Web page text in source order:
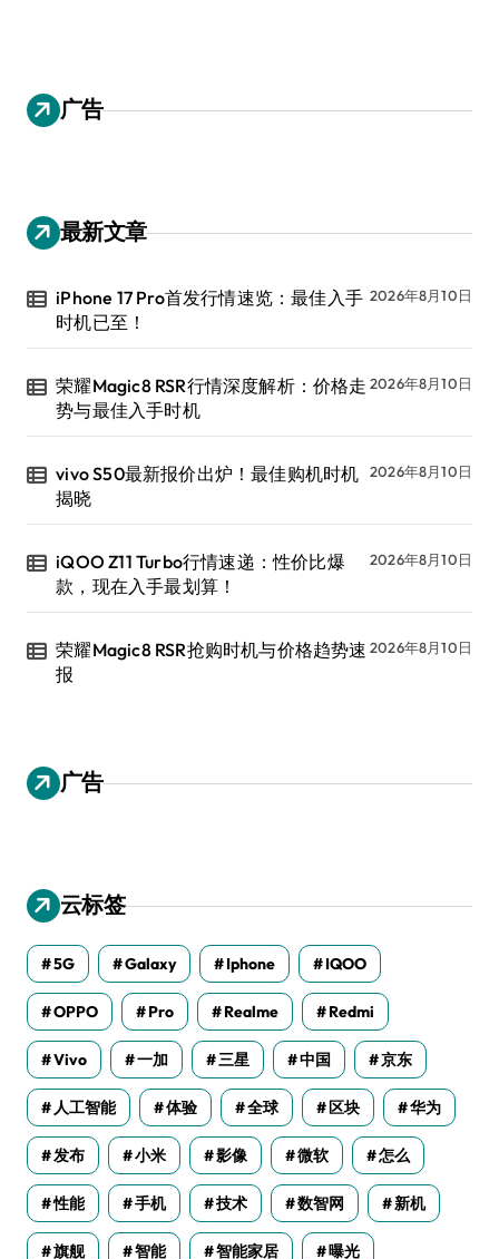
广告
最新文章
iPhone 17 Pro首发行情速览：最佳入手
时机已至！
2026年8月10日
荣耀Magic8 RSR行情深度解析：价格走
势与最佳入手时机
2026年8月10日
vivo S50最新报价出炉！最佳购机时机
揭晓
2026年8月10日
iQOO Z11 Turbo行情速递：性价比爆
款，现在入手最划算！
2026年8月10日
荣耀Magic8 RSR抢购时机与价格趋势速
报
2026年8月10日
广告
云标签
5G Galaxy Iphone IQOO
OPPO Pro Realme Redmi
Vivo 一加 三星 中国 京东
人工智能 体验 全球 区块 华为
发布 小米 影像 微软 怎么
性能 手机 技术 数智网 新机
旗舰 智能 智能家居 曝光